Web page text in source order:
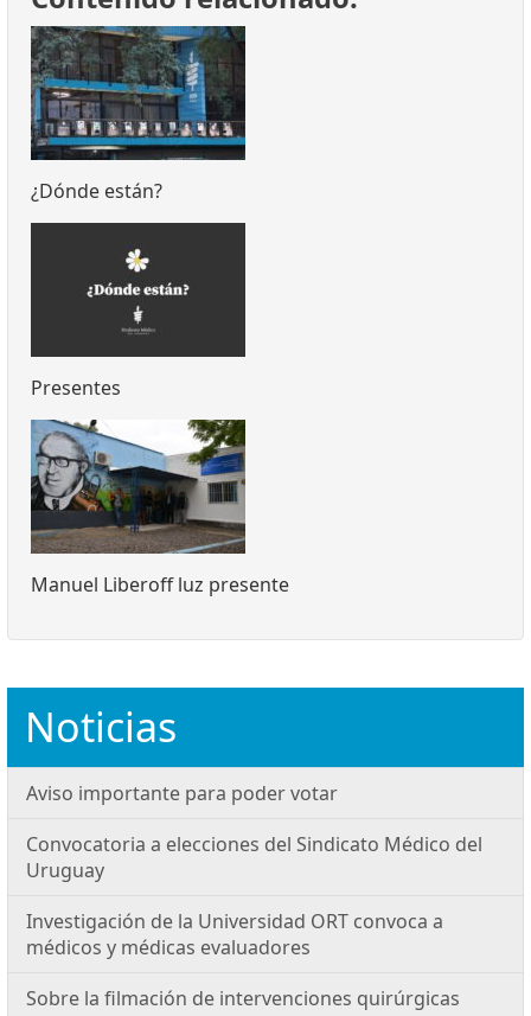
¿Dónde están?
Presentes
Manuel Liberoff luz presente
Noticias
Aviso importante para poder votar
Convocatoria a elecciones del Sindicato Médico del
Uruguay
Investigación de la Universidad ORT convoca a
médicos y médicas evaluadores
Sobre la filmación de intervenciones quirúrgicas